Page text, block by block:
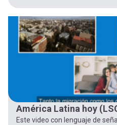
América Latina hoy
Este video con lenguaje de